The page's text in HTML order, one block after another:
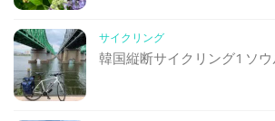
サイクリング
韓国縦断サイクリング1 ソ